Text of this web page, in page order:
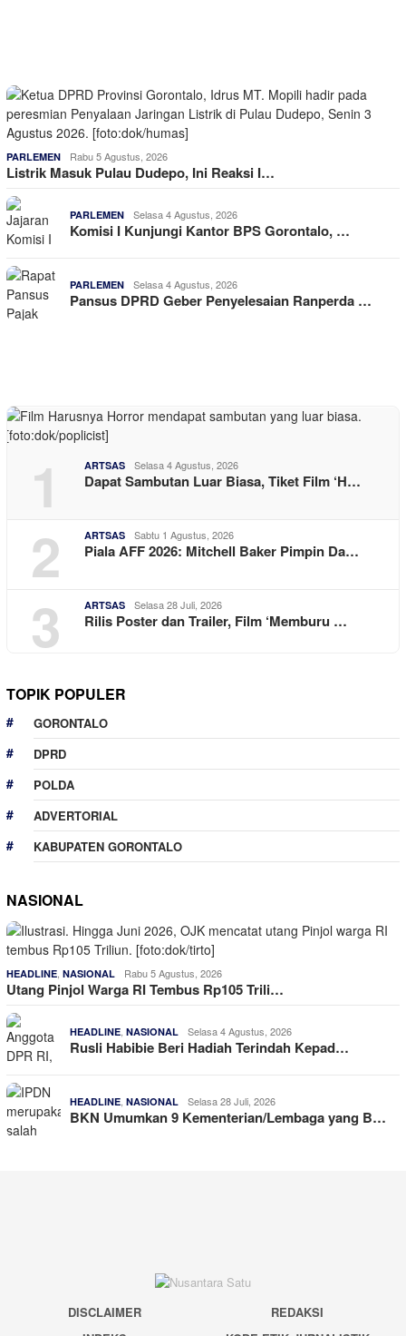
PARLEMEN Rabu 5 Agustus, 2026
Listrik Masuk Pulau Dudepo, Ini Reaksi I…
PARLEMEN Selasa 4 Agustus, 2026
Komisi I Kunjungi Kantor BPS Gorontalo, …
PARLEMEN Selasa 4 Agustus, 2026
Pansus DPRD Geber Penyelesaian Ranperda …
1 ARTSAS Selasa 4 Agustus, 2026
Dapat Sambutan Luar Biasa, Tiket Film ‘H…
2 ARTSAS Sabtu 1 Agustus, 2026
Piala AFF 2026: Mitchell Baker Pimpin Da…
3 ARTSAS Selasa 28 Juli, 2026
Rilis Poster dan Trailer, Film ‘Memburu …
TOPIK POPULER
GORONTALO
DPRD
POLDA
ADVERTORIAL
KABUPATEN GORONTALO
NASIONAL
HEADLINE NASIONAL Rabu 5 Agustus, 2026
Utang Pinjol Warga RI Tembus Rp105 Trili…
HEADLINE NASIONAL Selasa 4 Agustus, 2026
Rusli Habibie Beri Hadiah Terindah Kepad…
HEADLINE NASIONAL Selasa 28 Juli, 2026
BKN Umumkan 9 Kementerian/Lembaga yang B…
DISCLAIMER
REDAKSI